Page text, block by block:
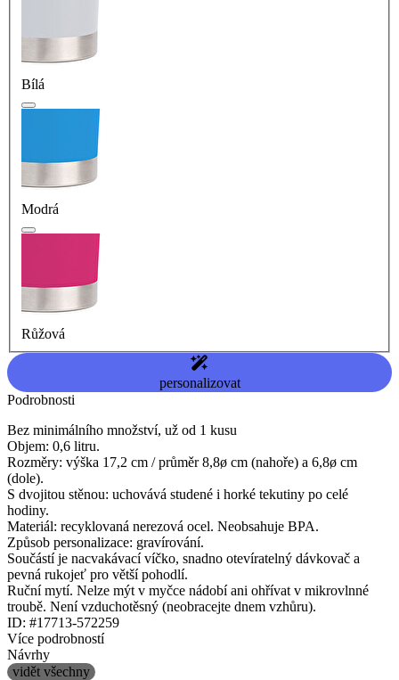
Bílá
Modrá
Růžová
personalizovat
Podrobnosti
Bez minimálního množství, už od 1 kusu
Objem: 0,6 litru.
Rozměry: výška 17,2 cm / průměr 8,8ø cm (nahoře) a 6,8ø cm
(dole).
S dvojitou stěnou: uchovává studené i horké tekutiny po celé
hodiny.
Materiál: recyklovaná nerezová ocel. Neobsahuje BPA.
Způsob personalizace: gravírování.
Součástí je nacvakávací víčko, snadno otevíratelný dávkovač a
pevná rukojeť pro větší pohodlí.
Ruční mytí. Nelze mýt v myčce nádobí ani ohřívat v mikrovlnné
troubě. Není vzduchotěsný (neobracejte dnem vzhůru).
ID: #17713-572259
Více podrobností
Návrhy
vidět všechny